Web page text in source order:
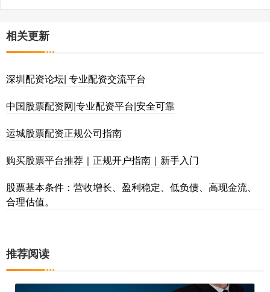
相关更新
深圳配资论坛| 专业配资交流平台
中国股票配资网|专业配资平台|安全可靠
运城股票配资正规公司指南
购买股票平台推荐｜正规开户指南｜新手入门
股票基本条件：营收增长、盈利稳定、低负债、高现金流、
合理估值。
推荐阅读